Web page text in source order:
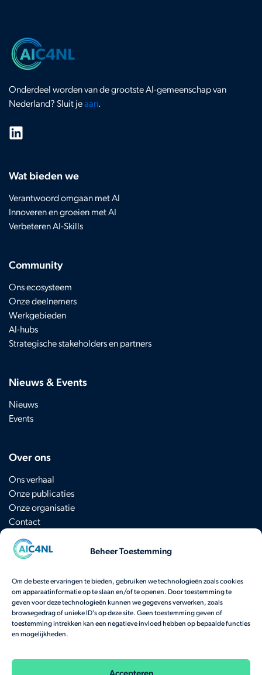
Beheer Toestemming
Om de beste ervaringen te bieden, gebruiken we technologieën zoals cookies
om apparaatinformatie op te slaan en/of te openen. Door toestemming te
geven voor deze technologieën kunnen we gegevens verwerken, zoals
browsegedrag of unieke ID's op deze site. Geen toestemming geven of
toestemming intrekken kan een negatieve invloed hebben op bepaalde functies
en mogelijkheden.
Accepteren
Onderdeel worden van de grootste AI-gemeenschap van
Nederland? Sluit jeaan.
Wat bieden we
Verantwoord omgaan met AI
Innoveren en groeien met AI
Verbeteren AI-Skills
Community
Ons ecosysteem
Onze deelnemers
Werkgebieden
AI-hubs
Strategische stakeholders en partners
Nieuws & Events
Nieuws
Events
Over ons
Ons verhaal
Onze publicaties
Onze organisatie
Contact
Schrijf je in voor de nieuwsbrief
Heb je een vraag? Neemhiercontact op.
Bekijk onze veelgestelde vragen
Onze activiteiten worden gefinancierd door hetNationaal Groeifondsen hetMinisterie
van Economische Zaken.